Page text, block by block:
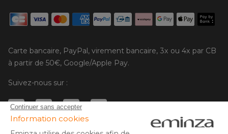
Carte bancaire, PayPal, virement bancaire, 3x ou 4x par CB
à partir de 50€, Google/Apple Pay.
Suivez-nous sur :